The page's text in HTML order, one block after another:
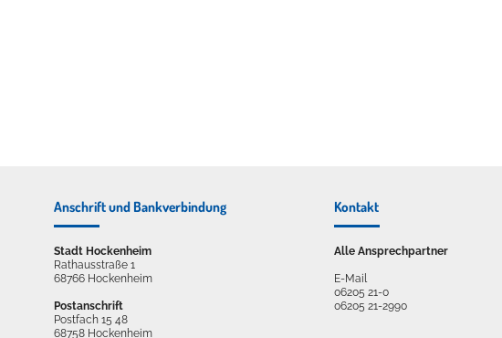
Anschrift und Bankverbindung
Stadt Hockenheim
Rathausstraße 1
68766 Hockenheim
Postanschrift
Postfach 15 48
68758 Hockenheim
Kontakt
Alle Ansprechpartner
E-Mail
06205 21-0
06205 21-2990